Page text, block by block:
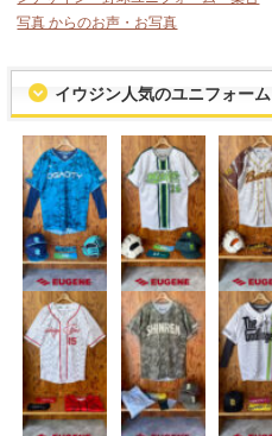
写真 からのお声・お写真
イウジン人気のユニフォーム